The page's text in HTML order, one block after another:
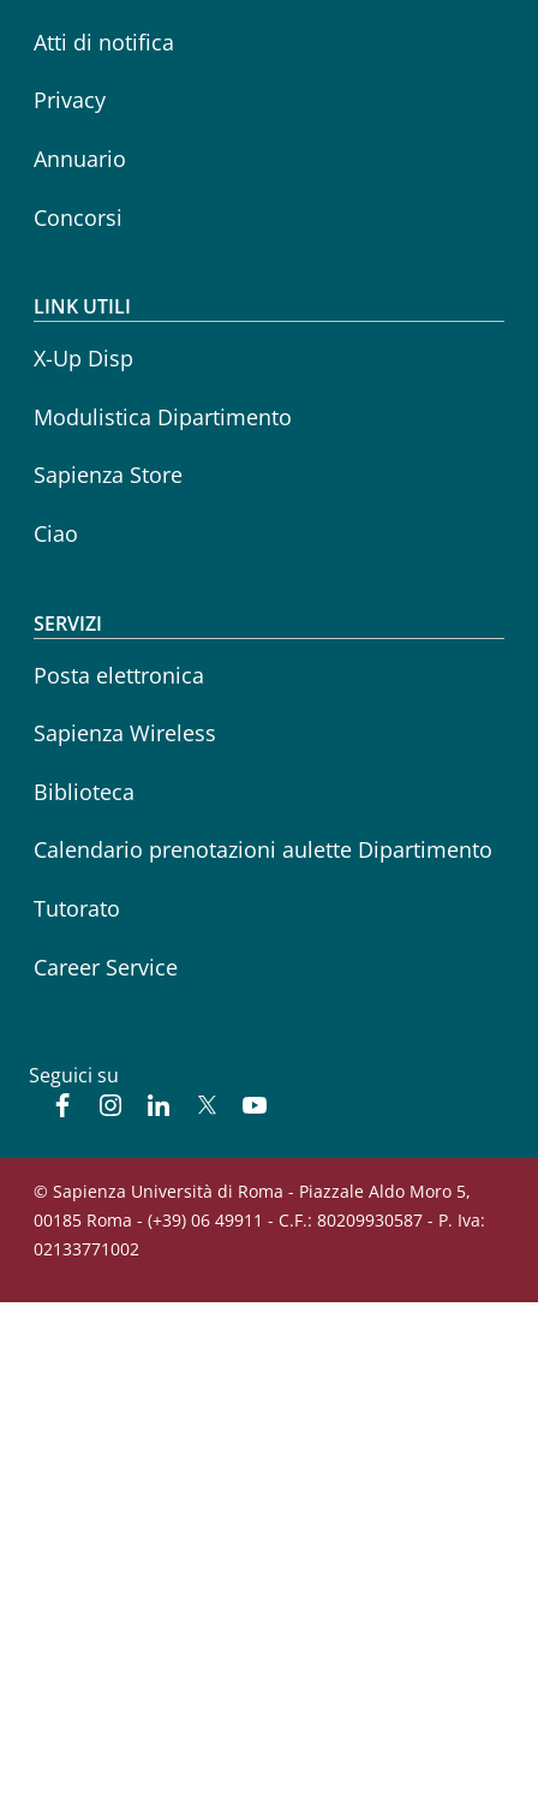
Atti di notifica
Privacy
Annuario
Concorsi
LINK UTILI
X-Up Disp
Modulistica Dipartimento
Sapienza Store
Ciao
SERVIZI
Posta elettronica
Sapienza Wireless
Biblioteca
Calendario prenotazioni aulette Dipartimento
Tutorato
Career Service
Seguici su
FacebookInstagramLinkedinTwitter
© Sapienza Università di Roma - Piazzale Aldo Moro 5,
00185 Roma - (+39) 06 49911 - C.F.: 80209930587 - P. Iva:
02133771002